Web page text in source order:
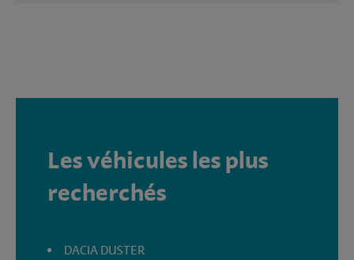
Les véhicules les plus
recherchés
DACIA DUSTER